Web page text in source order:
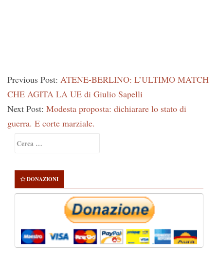
Previous Post: ATENE-BERLINO: L’ULTIMO MATCH
CHE AGITA LA UE di Giulio Sapelli
Next Post: Modesta proposta: dichiarare lo stato di
guerra. E corte marziale.
Sidebar
per:
DONAZIONI